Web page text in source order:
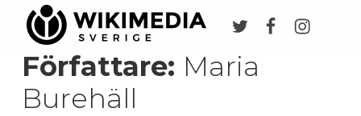
Författare: Maria
Burehäll